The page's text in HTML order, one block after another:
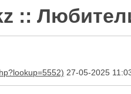
::
27-05-2025